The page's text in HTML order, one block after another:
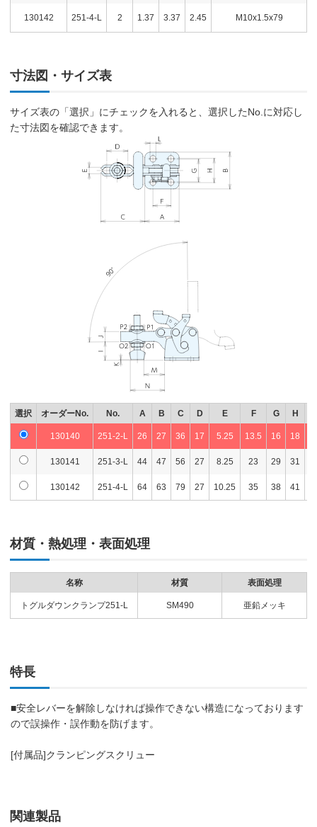
130142 251-4-L 2 1.37 3.37 2.45 M10x1.5x79
寸法図・サイズ表
サイズ表の「選択」にチェックを入れると、選択したNo.に対応し
た寸法図を確認できます。
選択 オーダーNo. No. A B C D E F G H
130140 251-2-L 26 27 36 17 5.25 13.5 16 18
130141 251-3-L 44 47 56 27 8.25 23 29 31
130142 251-4-L 64 63 79 27 10.25 35 38 41
材質・熱処理・表面処理
名称 材質 表面処理
トグルダウンクランプ251-L SM490 亜鉛メッキ
特長
■安全レバーを解除しなければ操作できない構造になっております
ので誤操作・誤作動を防げます。
[付属品]クランピングスクリュー
関連製品